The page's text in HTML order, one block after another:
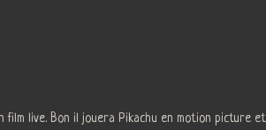
live. Bon il jouera Pikachu en motion picture